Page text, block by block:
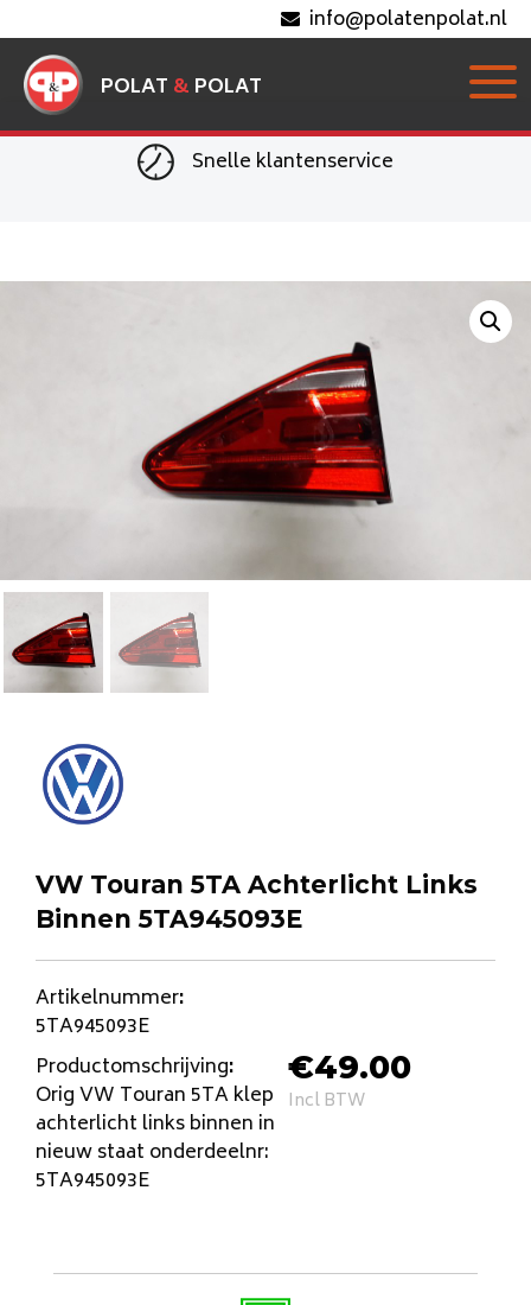
info@polatenpolat.nl
POLAT & POLAT
Snelle klantenservice
VW Touran 5TA Achterlicht Links
Binnen 5TA945093E
Artikelnummer:
5TA945093E
Productomschrijving:
Orig VW Touran 5TA klep
achterlicht links binnen in
nieuw staat onderdeelnr:
5TA945093E
€49.00
Incl BTW